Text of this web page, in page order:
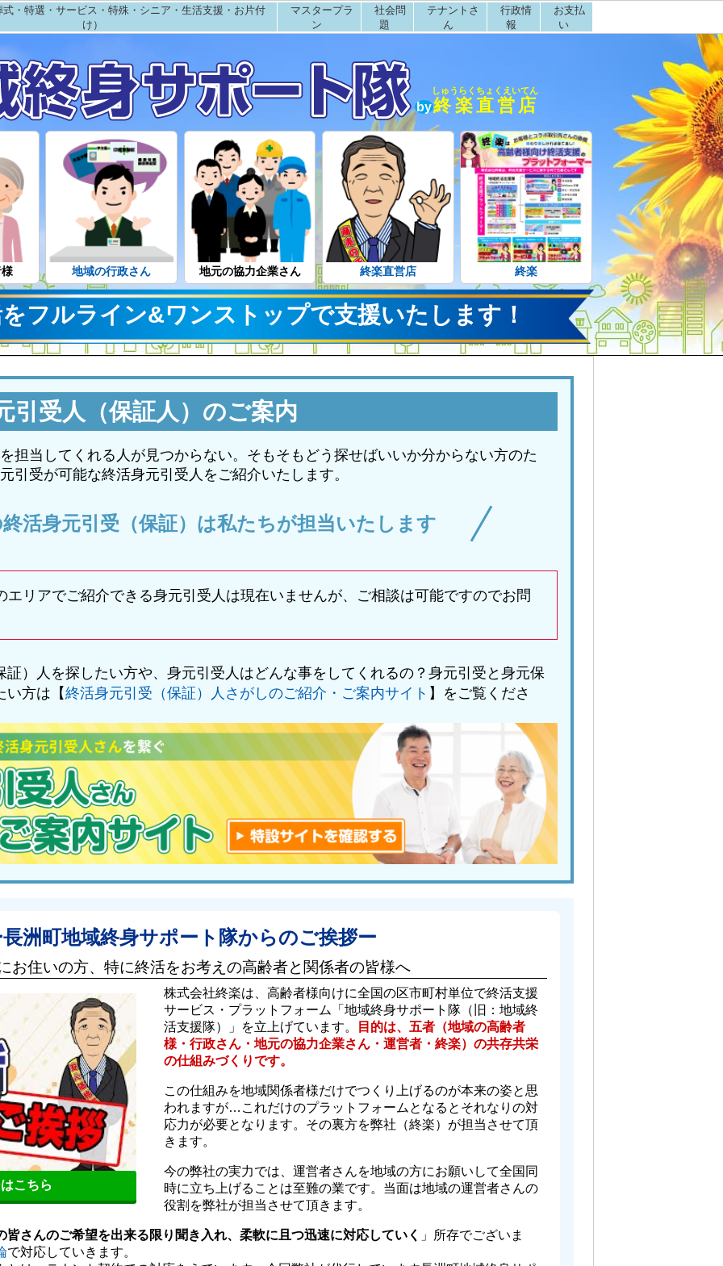
式・特選・サービス・特殊・シニア・生活支援・お片付
け）
マスタープラ
ン
社会問
題
テナントさ
ん
行政情
報
お支払
い
by終楽直営店
しゅうらくちょくえいてん
地域の行政さん 地元の協力企業さん 終楽直営店 終楽
フルライン&ワンストップで支援いたします！
引受人（保証人）のご案内
担当してくれる人が見つからない。そもそもどう探せばいいか分からない方のた
引受が可能な終活身元引受人をご紹介いたします。
活身元引受（保証）は私たちが担当いたします
エリアでご紹介できる身元引受人は現在いませんが、ご相談は可能ですのでお問
）人を探したい方や、身元引受人はどんな事をしてくれるの？身元引受と身元保
い方は【終活身元引受（保証）人さがしのご紹介・ご案内サイト 】をご覧くださ
洲町地域終身サポート隊からのご挨拶ー
お住いの方、特に終活をお考えの高齢者と関係者の皆様へ
こちら
株式会社終楽は、高齢者様向けに全国の区市町村単位で終活支援
サービス・プラットフォーム「地域終身サポート隊（旧：地域終
活支援隊）」を立上げています。
目的は、五者（地域の高齢者
様・行政さん・地元の協力企業さん・運営者・終楽）の共存共栄
の仕組みづくりです。
この仕組みを地域関係者様だけでつくり上げるのが本来の姿と思
われますが…これだけのプラットフォームとなるとそれなりの対
応力が必要となります。その裏方を弊社（終楽）が担当させて頂
きます。
今の弊社の実力では、運営者さんを地域の方にお願いして全国同
時に立ち上げることは至難の業です。当面は地域の運営者さんの
役割を弊社が担当させて頂きます。
皆さんのご希望を出来る限り聞き入れ、柔軟に且つ迅速に対応していく 」所存でございま
で対応していきます。